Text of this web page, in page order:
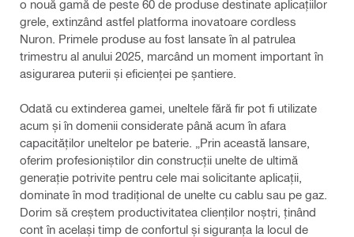
o nouă gamă de peste 60 de produse destinate aplicațiilor
grele, extinzând astfel platforma inovatoare cordless
Nuron. Primele produse au fost lansate în al patrulea
trimestru al anului 2025, marcând un moment important în
asigurarea puterii și eficienței pe șantiere.
Odată cu extinderea gamei, uneltele fără fir pot fi utilizate
acum și în domenii considerate până acum în afara
capacităților uneltelor pe baterie. „Prin această lansare,
oferim profesioniștilor din construcții unelte de ultimă
generație potrivite pentru cele mai solicitante aplicații,
dominate în mod tradițional de unelte cu cablu sau pe gaz.
Dorim să creștem productivitatea clienților noștri, ținând
cont în același timp de confortul și siguranța la locul de